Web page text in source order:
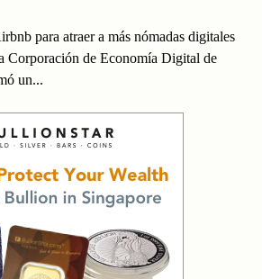
para atraer a más nómadas digitales
Corporación de Economía Digital de
un...